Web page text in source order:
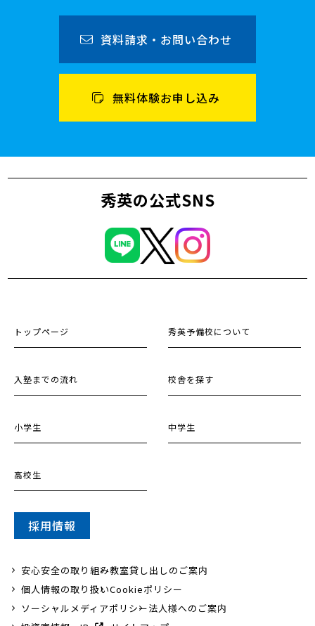
資料請求・お問い合わせ
無料体験お申し込み
秀英の公式SNS
トップページ 秀英予備校について
入塾までの流れ 校舎を探す
小学生 中学生
高校生
採用情報
安心安全の取り組み教室貸し出しのご案内
個人情報の取り扱いCookieポリシー
ソーシャルメディアポリシー法人様へのご案内